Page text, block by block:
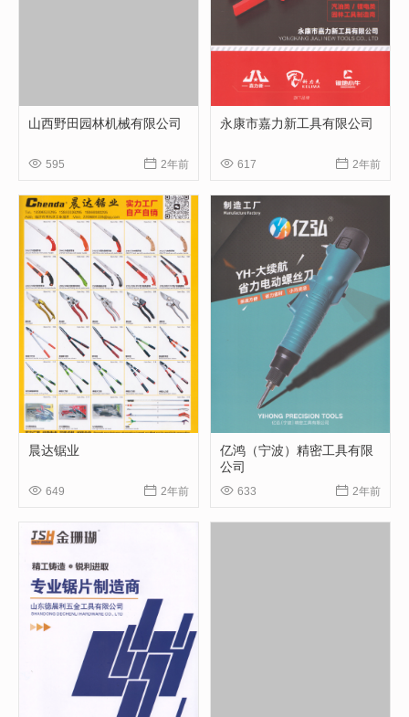
山西野田园林机械有限公司
 595  2年前
永康市嘉力新工具有限公司
 617  2年前
晨达锯业
 649  2年前
亿鸿（宁波）精密工具有限
公司
 633  2年前